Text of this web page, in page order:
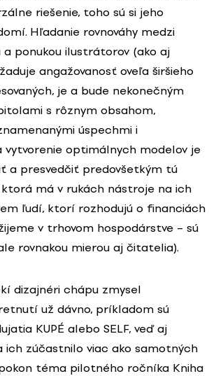
riešenie, toho sú si jeho
Hľadanie rovnováhy medzi
ponukou ilustrátorov (ako aj
angažovanosť oveľa širšieho
je a bude nekonečným
s rôznym obsahom,
úspechmi i
vytvorenie optimálnych modelov je
a presvedčiť predovšetkým tú
má v rukách nástroje na ich
ľudí, ktorí rozhodujú o financiách
v trhovom hospodárstve – sú
rovnakou mierou aj čitatelia).
dizajnéri chápu zmysel
už dávno, príkladom sú
KUPÉ alebo SELF, veď aj
ich zúčastnilo viac ako samotných
téma pilotného ročníka Kniha